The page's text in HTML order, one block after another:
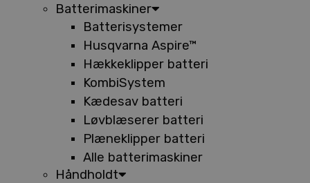
Batterimaskiner
Batterisystemer
Husqvarna Aspire™
Hækkeklipper batteri
KombiSystem
Kædesav batteri
Løvblæserer batteri
Plæneklipper batteri
Alle batterimaskiner
Håndholdt